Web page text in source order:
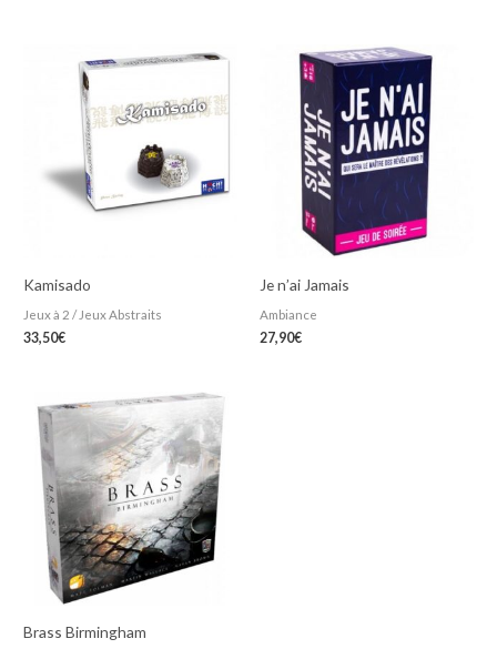
Kamisado
Jeux à 2 / Jeux Abstraits
33,50€
Je n’ai Jamais
Ambiance
27,90€
Brass Birmingham